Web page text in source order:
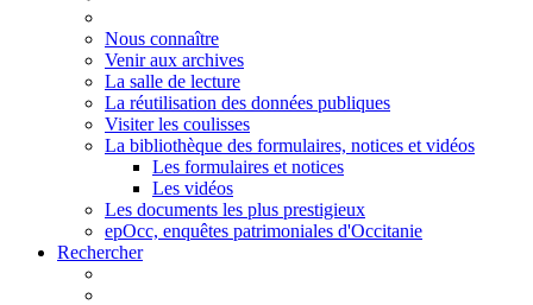
Nous connaître
Venir aux archives
La salle de lecture
La réutilisation des données publiques
Visiter les coulisses
La bibliothèque des formulaires, notices et vidéos
Les formulaires et notices
Les vidéos
Les documents les plus prestigieux
epOcc, enquêtes patrimoniales d'Occitanie
Rechercher